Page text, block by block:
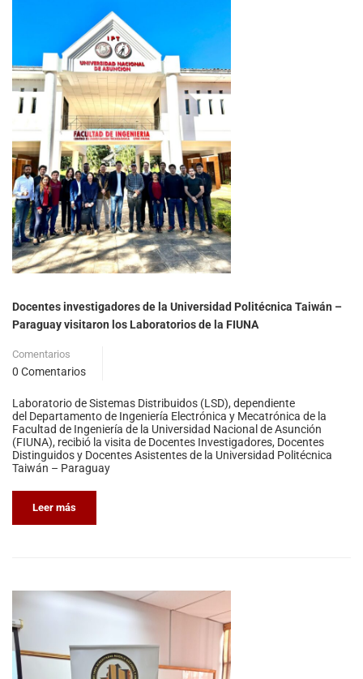
Docentes investigadores de la Universidad Politécnica Taiwán –
Paraguay visitaron los Laboratorios de la FIUNA
Comentarios
0 Comentarios
Laboratorio de Sistemas Distribuidos (LSD), dependiente
del Departamento de Ingeniería Electrónica y Mecatrónica de la
Facultad de Ingeniería de la Universidad Nacional de Asunción
(FIUNA), recibió la visita de Docentes Investigadores, Docentes
Distinguidos y Docentes Asistentes de la Universidad Politécnica
Taiwán – Paraguay
Leer más